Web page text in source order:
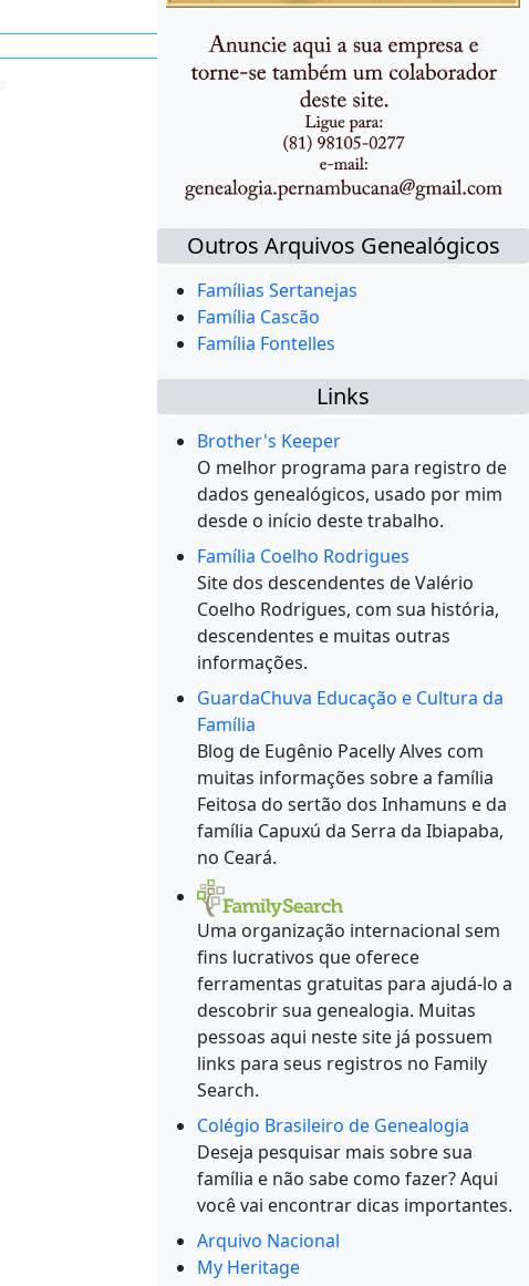
Outros Arquivos Genealógicos
Famílias Sertanejas
Família Cascão
Família Fontelles
Links
Brother's Keeper
O melhor programa para registro de
dados genealógicos, usado por mim
desde o início deste trabalho.
Família Coelho Rodrigues
Site dos descendentes de Valério
Coelho Rodrigues, com sua história,
descendentes e muitas outras
informações.
GuardaChuva Educação e Cultura da
Família
Blog de Eugênio Pacelly Alves com
muitas informações sobre a família
Feitosa do sertão dos Inhamuns e da
família Capuxú da Serra da Ibiapaba,
no Ceará.
Uma organização internacional sem
fins lucrativos que oferece
ferramentas gratuitas para ajudá-lo a
descobrir sua genealogia. Muitas
pessoas aqui neste site já possuem
links para seus registros no Family
Search.
Colégio Brasileiro de Genealogia
Deseja pesquisar mais sobre sua
família e não sabe como fazer? Aqui
você vai encontrar dicas importantes.
Arquivo Nacional
My Heritage